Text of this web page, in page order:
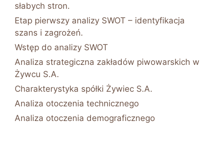
słabych stron.
Etap pierwszy analizy SWOT – identyfikacja
szans i zagrożeń.
Wstęp do analizy SWOT
Analiza strategiczna zakładów piwowarskich w
Żywcu S.A.
Charakterystyka spółki Żywiec S.A.
Analiza otoczenia technicznego
Analiza otoczenia demograficznego